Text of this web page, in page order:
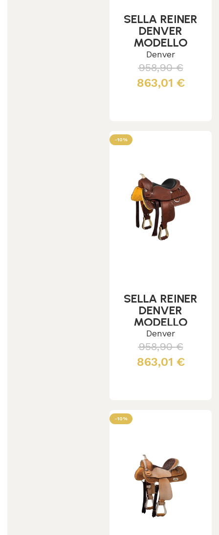
SELLA REINER
DENVER
MODELLO
CLASSIC
SQUARE
RAWHIDE
Denver
958,90€
863,01 €
-10%
SELLA REINER
DENVER
MODELLO
CLASSIC
SQUARE
QUARTER
Denver
958,90€
863,01 €
-10%